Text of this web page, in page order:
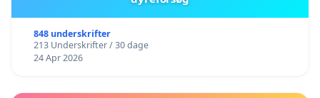
848 underskrifter
213 Underskrifter / 30 dage
24 Apr 2026